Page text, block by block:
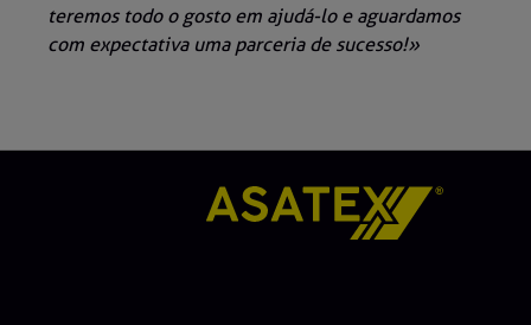
teremos todo o gosto em ajudá-lo e aguardamos
com expectativa uma parceria de sucesso!»